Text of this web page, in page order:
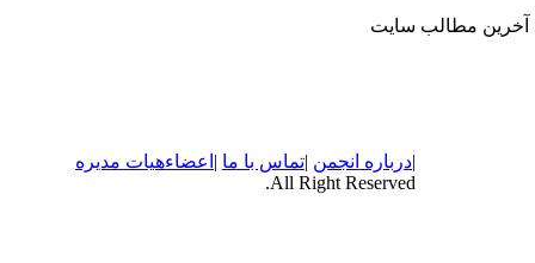
مطالب سایت
دربارهانجمن|تماس با ما|اعضاءهیات مدیره
All Right Reserved.